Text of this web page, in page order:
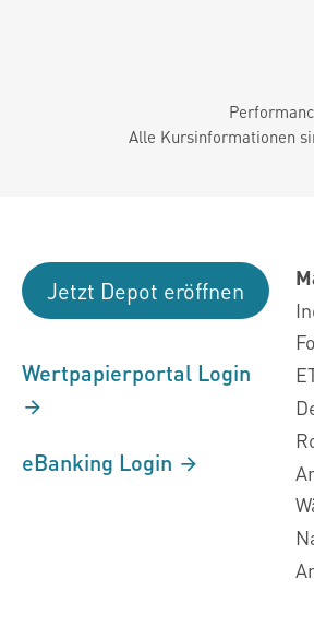
Alle Kursinformationen
Jetzt Depot eröffnen
Wertpapierportal Login
eBanking Login